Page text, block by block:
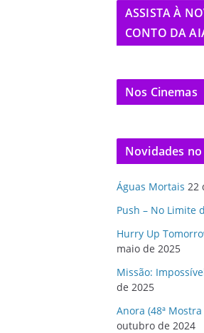
ASSISTA À
CONTO DA
Nos Cinemas
Novidades
Águas Mortais 22
Push – No Limite
Hurry Up
maio de 2025
Missão:
de 2025
Anora (48ª
outubro de 2024